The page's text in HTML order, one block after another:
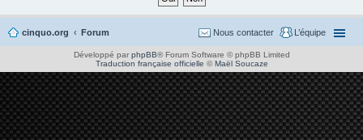
cinquo.org Forum L’équipe
Nous contacter
Développé par phpBB® Forum Software © phpBB Limited
Traduction française officielle ©Maël Soucaze